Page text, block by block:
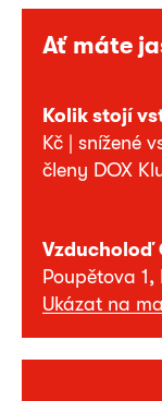
Ať máte
Kolik stojí
Kč | snížené
členy DOX
Vzducholoď
Poupětova 1,
Ukázat na